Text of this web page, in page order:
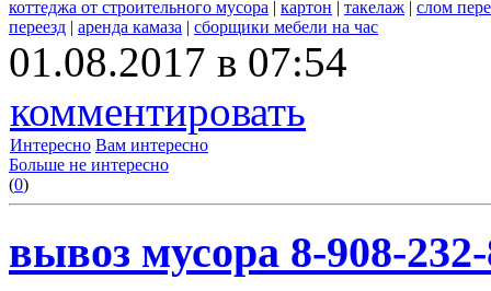
коттеджа от строительного мусора | картон | такелаж | слом
переезд | аренда камаза | сборщики мебели на час
01.08.2017 в 07:54
комментировать
Интересно Вам интересно
Больше не интересно
(0)
вывоз мусора 8-908-